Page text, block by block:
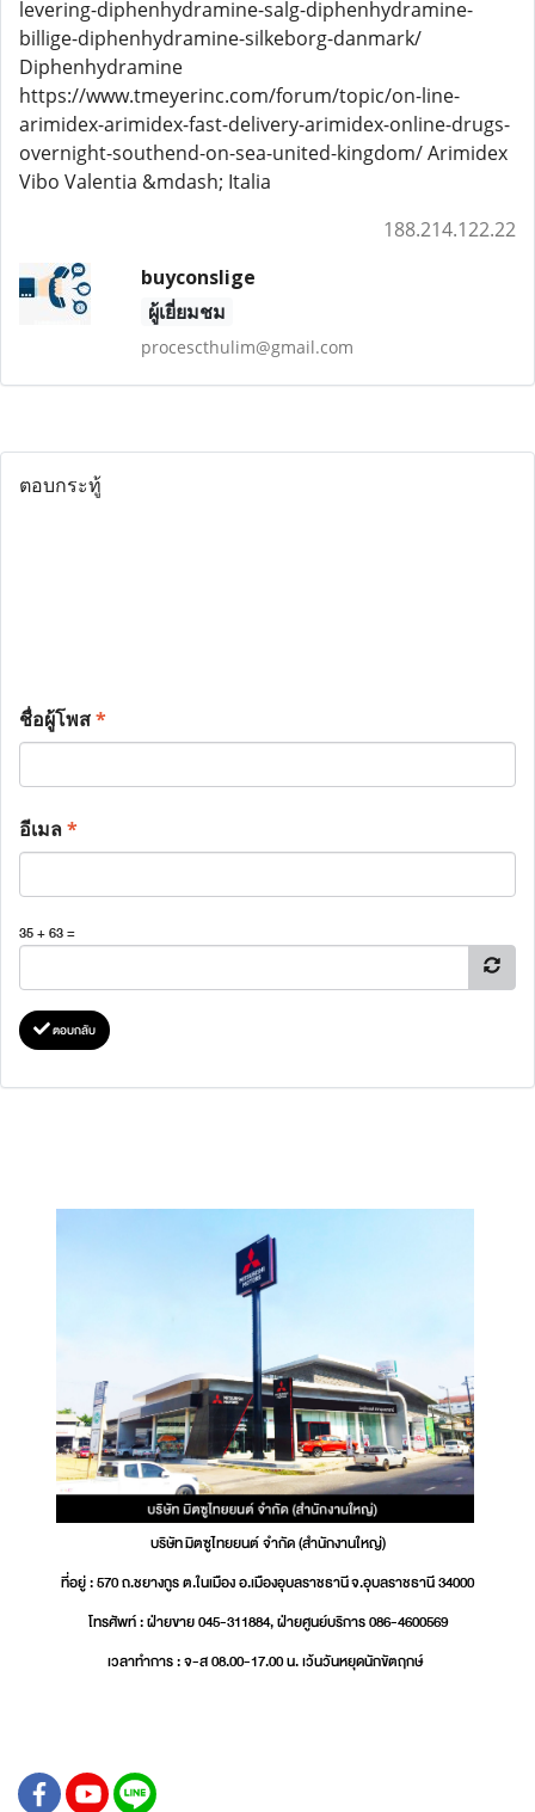
levering-diphenhydramine-salg-diphenhydramine-
billige-diphenhydramine-silkeborg-danmark/
Diphenhydramine
https://www.tmeyerinc.com/forum/topic/on-line-
arimidex-arimidex-fast-delivery-arimidex-online-drugs-
overnight-southend-on-sea-united-kingdom/ Arimidex
Vibo Valentia &mdash; Italia
188.214.122.22
buyconslige
ผู้เยี่ยมชม
procescthulim@gmail.com
ตอบกระทู้
ชื่อผู้โพส*
อีเมล*
35 + 63 =
ตอบกลับ
บริษัท มิตซูไทยยนต์ จำกัด (สำนักงานใหญ่)
ที่อยู่ : 570 ถ.ชยางกูร ต.ในเมือง อ.เมืองอุบลราชธานี จ.อุบลราชธานี 34000
โทรศัพท์ : ฝ่ายขาย 045-311884, ฝ่ายศูนย์บริการ 086-4600569
เวลาทำการ : จ-ส 08.00-17.00 น. เว้นวันหยุดนักขัตฤกษ์